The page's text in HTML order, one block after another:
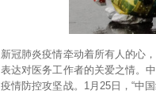
新冠肺炎疫情牵动着所有人的心
表达对医务工作者的关爱之情。
疫情防控攻坚战。1月25日，“中